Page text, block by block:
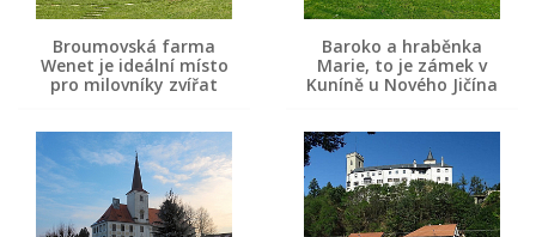
Broumovská farma
Wenet je ideální místo
pro milovníky zvířat
Baroko a hraběnka
Marie, to je zámek v
Kuníně u Nového Jičína